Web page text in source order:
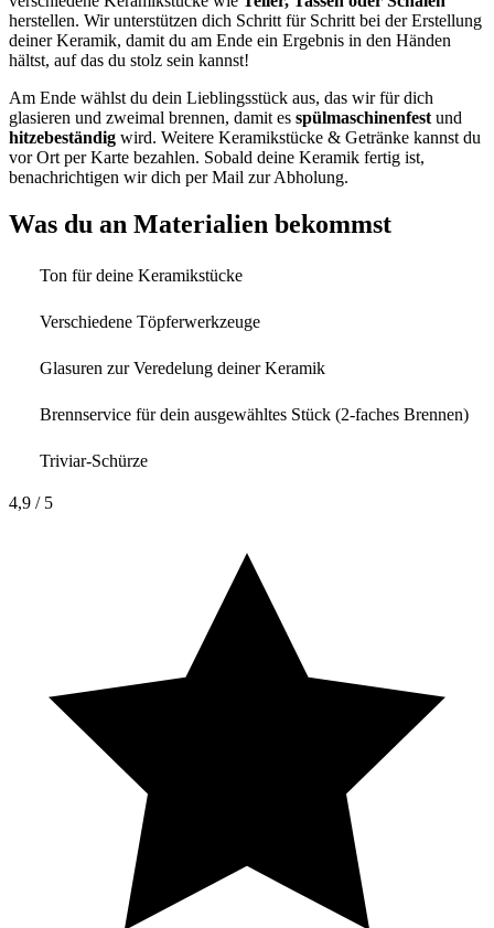
herstellen. Wir unterstützen dich Schritt für Schritt bei der Erstellung
deiner Keramik, damit du am Ende ein Ergebnis in den Händen
hältst, auf das du stolz sein kannst!
Am Ende wählst du dein Lieblingsstück aus, das wir für dich
glasieren und zweimal brennen, damit es spülmaschinenfest und
hitzebeständig wird. Weitere Keramikstücke & Getränke kannst du
vor Ort per Karte bezahlen. Sobald deine Keramik fertig ist,
benachrichtigen wir dich per Mail zur Abholung.
Was du an Materialien bekommst
Ton für deine Keramikstücke
Verschiedene Töpferwerkzeuge
Glasuren zur Veredelung deiner Keramik
Brennservice für dein ausgewähltes Stück (2-faches Brennen)
Triviar-Schürze
4,9 / 5